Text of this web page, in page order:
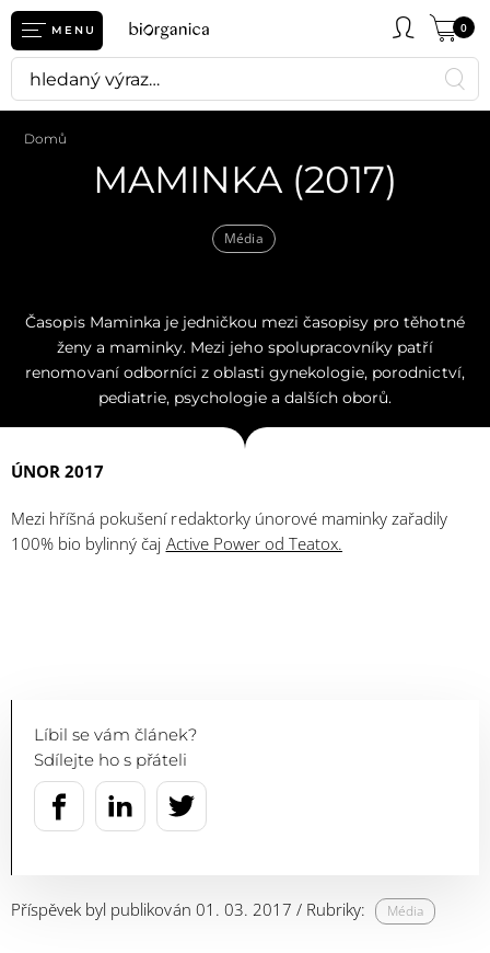
MENU 0
Domů
MAMINKA (2017)
Média
Časopis Maminka je jedničkou mezi časopisy pro těhotné
ženy a maminky. Mezi jeho spolupracovníky patří
renomovaní odborníci z oblasti gynekologie, porodnictví,
pediatrie, psychologie a dalších oborů.
ÚNOR 2017
Mezi hříšná pokušení redaktorky únorové maminky zařadily
100% bio bylinný čaj Active Power od Teatox.
Líbil se vám článek?
Sdílejte ho s přáteli
Příspěvek byl publikován 01. 03. 2017 / Rubriky: Média